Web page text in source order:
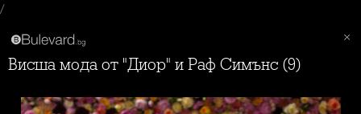
/
Висша мода от "Диор" и Раф Симънс (9)